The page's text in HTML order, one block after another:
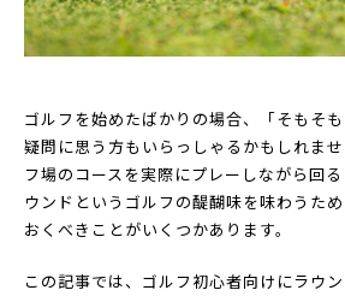
ゴルフを始めたばかりの場合、「そもそ
疑問に思う方もいらっしゃるかもしれま
フ場のコースを実際にプレーしながら回
ウンドというゴルフの醍醐味を味わうた
おくべきことがいくつかあります。
この記事では、ゴルフ初心者向けにラウ